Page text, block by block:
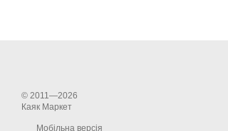
© 2011—2026
Каяк Маркет
Мобільна версія